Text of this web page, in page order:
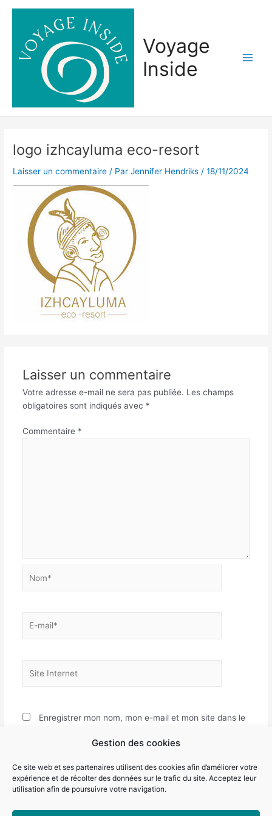
Gestion des cookies
Ce site web et ses partenaires utilisent des cookies afin d’améliorer votre
expérience et de récolter des données sur le trafic du site. Acceptez leur
utilisation afin de poursuivre votre navigation.
Voyage
Inside
logo izhcayluma eco-resort
Laisser un commentaire / ParJennifer Hendriks /18/11/2024
Laisser un commentaire
Votre adresse e-mail ne sera pas publiée. Les champs
obligatoires sont indiqués avec *
Commentaire *
mail*
Internet
Enregistrer mon nom, mon e-mail et mon site dans le